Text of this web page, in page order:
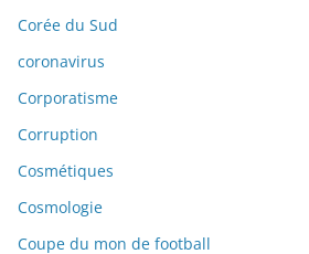
Corée du Sud
coronavirus
Corporatisme
Corruption
Cosmétiques
Cosmologie
Coupe du mon de football